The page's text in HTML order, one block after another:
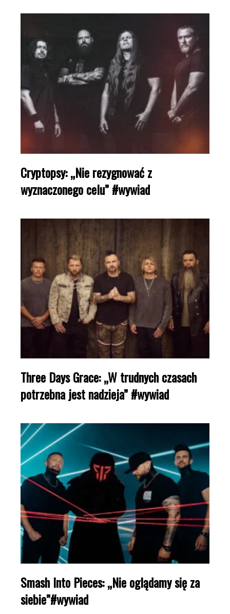
Cryptopsy: „Nie rezygnować z
wyznaczonego celu” #wywiad
Three Days Grace: „W trudnych czasach
potrzebna jest nadzieja” #wywiad
Smash Into Pieces: „Nie oglądamy się za
siebie”#wywiad